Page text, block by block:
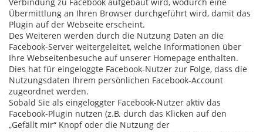
Übermittlung an Ihren Browser durchgeführt wird, damit das
Plugin auf der Webseite erscheint.
Des Weiteren werden durch die Nutzung Daten an die
Facebook-Server weitergeleitet, welche Informationen über
Ihre Webseitenbesuche auf unserer Homepage enthalten.
Dies hat für eingeloggte Facebook-Nutzer zur Folge, dass die
Nutzungsdaten Ihrem persönlichen Facebook-Account
zugeordnet werden.
Sobald Sie als eingeloggter Facebook-Nutzer aktiv das
Facebook-Plugin nutzen (z.B. durch das Klicken auf den
„Gefällt mir“ Knopf oder die Nutzung der